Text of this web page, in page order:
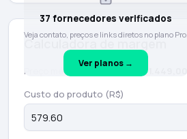
37 fornecedores verificados
Veja contato, preços e links diretos no plano Pro.
Ver planos →
Calculadora de margem
Preço médio de mercado:
R$ 1.449,00
Custo do produto (R$)